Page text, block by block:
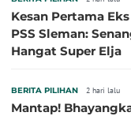
Kesan Pertama
PSS Sleman:
Hangat Super Elja
BERITA PILIHAN 2 hari lalu
Mantap!